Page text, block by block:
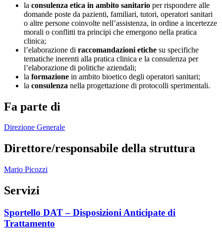
la consulenza etica in ambito sanitario per rispondere alle
domande poste da pazienti, familiari, tutori, operatori sanitari
o altre persone coinvolte nell’assistenza, in ordine a incertezze
morali o conflitti tra principi che emergono nella pratica
clinica;
l’elaborazione di raccomandazioni etiche su specifiche
tematiche inerenti alla pratica clinica e la consulenza per
l’elaborazione di politiche aziendali;
la formazione in ambito bioetico degli operatori sanitari;
la consulenza nella progettazione di protocolli sperimentali.
Fa parte di
Direzione Generale
Direttore/responsabile della struttura
Mario Picozzi
Servizi
Sportello DAT – Disposizioni Anticipate di
Trattamento